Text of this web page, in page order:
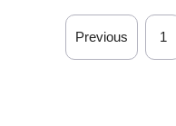
Previous 1